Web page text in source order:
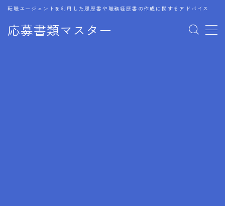
応募書類マスター
転職エージェントを利用した履歴書や職務経歴書の作成に関するアドバイス
MENU